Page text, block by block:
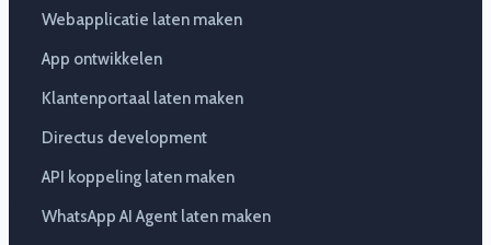
Webapplicatie laten maken
App ontwikkelen
Klantenportaal laten maken
Directus development
API koppeling laten maken
WhatsApp AI Agent laten maken